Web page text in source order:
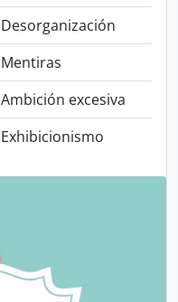
Desorganización
Mentiras
Ambición excesiva
Exhibicionismo